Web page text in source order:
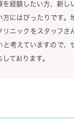
を経験したい方、新し
方にはぴったりです。
リニックをスタッフさ
と考えていますので、
ております。